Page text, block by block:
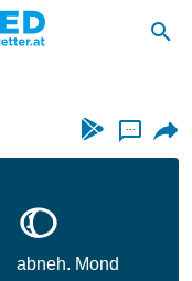
...
abneh. Mond